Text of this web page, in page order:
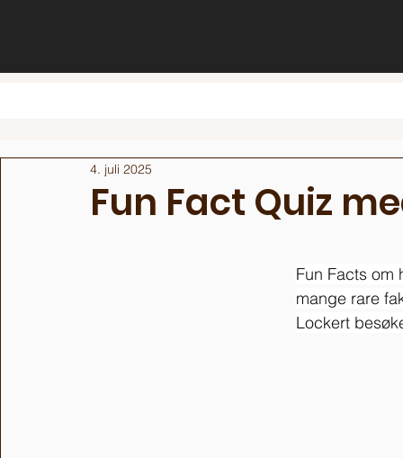
Fun Fact Quiz
4. juli 2025
Fun Facts om
mange rare
Lockert